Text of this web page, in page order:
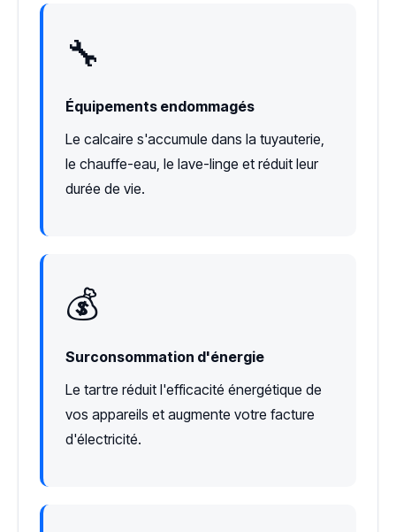
🔧
Équipements endommagés
Le calcaire s'accumule dans la tuyauterie,
le chauffe-eau, le lave-linge et réduit leur
durée de vie.
💰
Surconsommation d'énergie
Le tartre réduit l'efficacité énergétique de
vos appareils et augmente votre facture
d'électricité.